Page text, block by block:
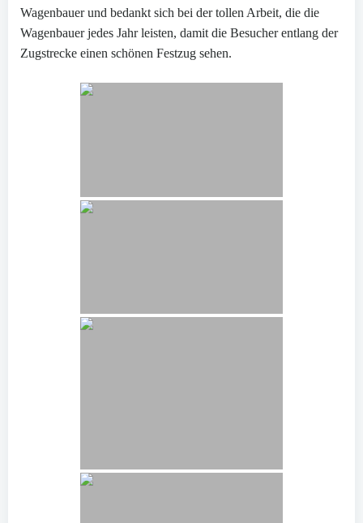
Wagenbauer und bedankt sich bei der tollen Arbeit, die die
Wagenbauer jedes Jahr leisten, damit die Besucher entlang der
Zugstrecke einen schönen Festzug sehen.